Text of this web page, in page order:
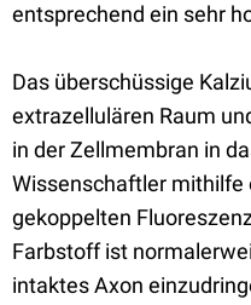
entsprechend ein sehr
Das überschüssige
extrazellulären Raum
in der Zellmembran in
Wissenschaftler mithilfe
gekoppelten
Farbstoff ist
intaktes Axon